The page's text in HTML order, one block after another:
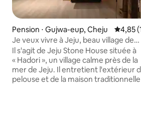
Pension ⋅ Gujwa-eup, Cheju
4,85
Je veux vivre à Jeju, beau village de
pierre au bord de la mer, Hadori, joli
jacuzzi, grand jardin, grand cinéma-
Tonna
Il s'agit de Jeju Stone House située à
« Hadori », un village calme près de la
mer de Jeju. Il entretient l'extérieur
pelouse et de la maison